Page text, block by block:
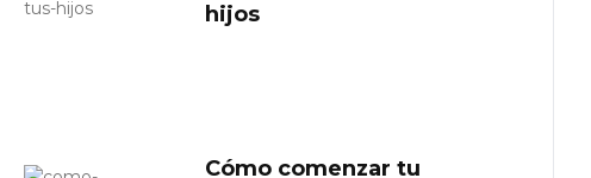
hijos
Cómo comenzar tu